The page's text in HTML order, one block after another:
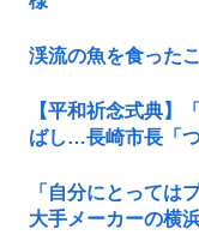
渓流の魚を食った
【平和祈念式典】
ばし…長崎市長「
「自分にとっては
大手メーカーの横